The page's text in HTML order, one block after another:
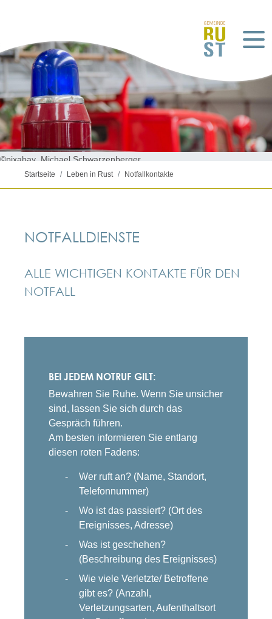
©pixabay_Michael Schwarzenberger
Startseite Leben in Rust Notfallkontakte
NOTFALLDIENSTE
ALLE WICHTIGEN KONTAKTE FÜR DEN
NOTFALL
BEI JEDEM NOTRUF GILT:
Bewahren Sie Ruhe. Wenn Sie unsicher
sind, lassen Sie sich durch das
Gespräch führen.
Am besten informieren Sie entlang
diesen roten Fadens:
Wer ruft an? (Name, Standort,
Telefonnummer)
Wo ist das passiert? (Ort des
Ereignisses, Adresse)
Was ist geschehen?
(Beschreibung des Ereignisses)
Wie viele Verletzte/ Betroffene
gibt es? (Anzahl,
Verletzungsarten, Aufenthaltsort